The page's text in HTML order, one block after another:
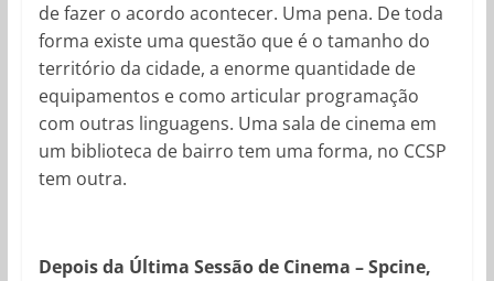
de fazer o acordo acontecer. Uma pena. De toda
forma existe uma questão que é o tamanho do
território da cidade, a enorme quantidade de
equipamentos e como articular programação
com outras linguagens. Uma sala de cinema em
um biblioteca de bairro tem uma forma, no CCSP
tem outra.
Depois da Última Sessão de Cinema – Spcine,